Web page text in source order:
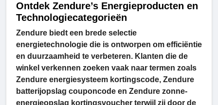
Ontdek Zendure’s Energieproducten en
Technologiecategorieën
Zendure biedt een brede selectie
energietechnologie die is ontworpen om efficiëntie
en duurzaamheid te verbeteren. Klanten die de
winkel verkennen zoeken vaak naar termen zoals
Zendure energiesysteem kortingscode, Zendure
batterijopslag couponcode en Zendure zonne-
energieopslag kortingsvoucher terwijl zij door de